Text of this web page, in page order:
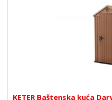
KETER Baštenska kuća